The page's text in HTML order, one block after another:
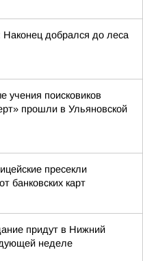
добрался до леса
учения поисковиков
прошли в Ульяновской
пресекли
банковских карт
придут в Нижний
неделе